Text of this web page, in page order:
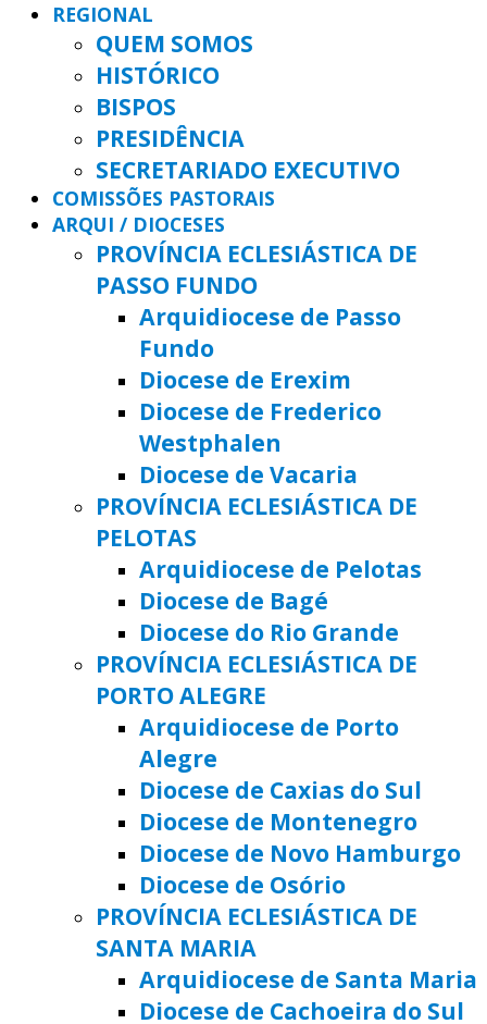
REGIONAL
QUEM SOMOS
HISTÓRICO
BISPOS
PRESIDÊNCIA
SECRETARIADO EXECUTIVO
COMISSÕES PASTORAIS
ARQUI / DIOCESES
PROVÍNCIA ECLESIÁSTICA DE
PASSO FUNDO
Arquidiocese de Passo
Fundo
Diocese de Erexim
Diocese de Frederico
Westphalen
Diocese de Vacaria
PROVÍNCIA ECLESIÁSTICA DE
PELOTAS
Arquidiocese de Pelotas
Diocese de Bagé
Diocese do Rio Grande
PROVÍNCIA ECLESIÁSTICA DE
PORTO ALEGRE
Arquidiocese de Porto
Alegre
Diocese de Caxias do Sul
Diocese de Montenegro
Diocese de Novo Hamburgo
Diocese de Osório
PROVÍNCIA ECLESIÁSTICA DE
SANTA MARIA
Arquidiocese de Santa Maria
Diocese de Cachoeira do Sul